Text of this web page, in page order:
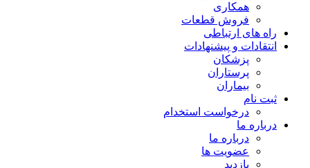
همکاری
فروش قطعات
راه های ارتباطی
انتقادات و پيشنهادات
پزشكان
پرستاران
بيماران
ثبت نام
درخواست استخدام
درباره ما
درباره ما
عضویت ها
بازدید